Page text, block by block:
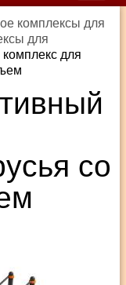
комплексы для
для
для
со